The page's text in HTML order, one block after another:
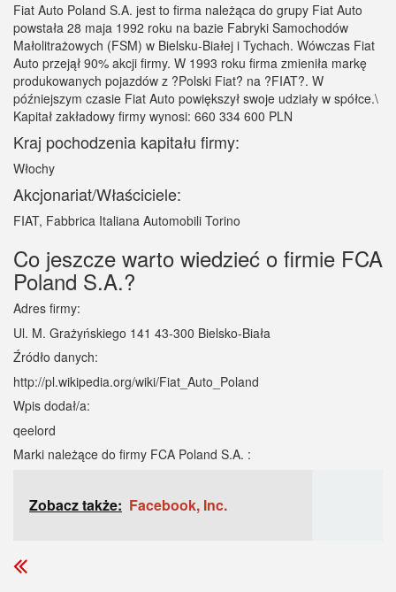
Fiat Auto Poland S.A. jest to firma należąca do grupy Fiat Auto
powstała 28 maja 1992 roku na bazie Fabryki Samochodów
Małolitrażowych (FSM) w Bielsku-Białej i Tychach. Wówczas Fiat
Auto przejął 90% akcji firmy. W 1993 roku firma zmieniła markę
produkowanych pojazdów z ?Polski Fiat? na ?FIAT?. W
późniejszym czasie Fiat Auto powiększył swoje udziały w spółce.\
Kapitał zakładowy firmy wynosi: 660 334 600 PLN
Kraj pochodzenia kapitału firmy:
Włochy
Akcjonariat/Właściciele:
FIAT, Fabbrica Italiana Automobili Torino
Co jeszcze warto wiedzieć o firmie FCA
Poland S.A.?
Adres firmy:
Ul. M. Grażyńskiego 141 43-300 Bielsko-Biała
Źródło danych:
http://pl.wikipedia.org/wiki/Fiat_Auto_Poland
Wpis dodał/a:
qeelord
Marki należące do firmy FCA Poland S.A. :
Zobacz także: Facebook, Inc.